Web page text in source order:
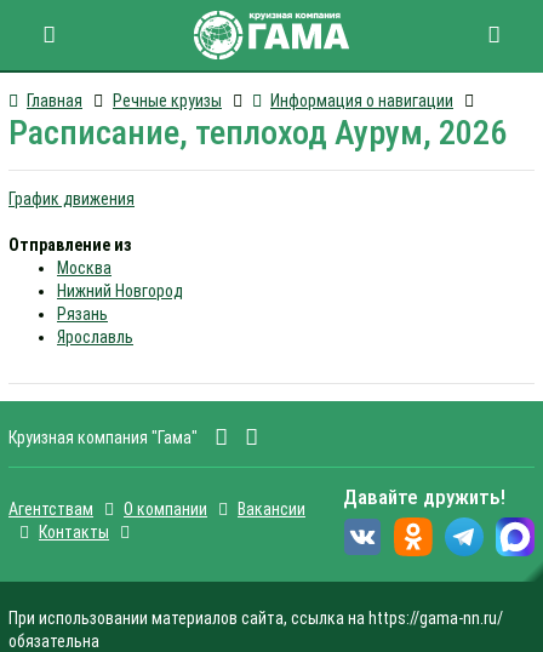
Главная Речные круизы Информация о навигации
Расписание, теплоход Аурум, 2026
График движения
Отправление из
Москва
Нижний Новгород
Рязань
Ярославль
Круизная компания "Гама"
Агентствам О компании
Вакансии
Контакты
Давайте дружить!
При использовании материалов сайта, ссылка на https://gama-nn.ru/
обязательна